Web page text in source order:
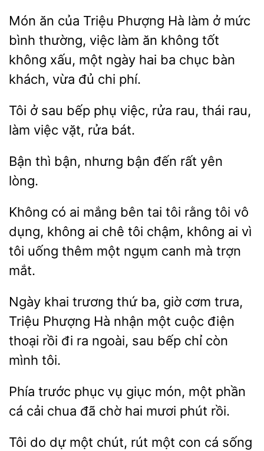
Món ăn của Triệu Phượng Hà làm ở mức
bình thường, việc làm ăn không tốt
xấu,
ngày hai ba chục bàn
khách, vừa đủ
phí.
Tôi ở
bếp phụ việc, rửa rau, thái rau,
làm việc
bát.
Bận thì
bận đến rất
lòng.
Không có ai mắng bên
tôi rằng tôi vô
dụng, không ai chê tôi chậm, không ai vì
tôi uống thêm
ngụm
mà trợn
mắt.
Ngày khai trương thứ ba,
cơm trưa,
Triệu Phượng Hà nhận một cuộc điện
thoại
ra ngoài, sau bếp chỉ còn
mình tôi.
trước phục
giục món, một
cá cải chua đã chờ hai mươi phút rồi.
Tôi do dự một chút, rút một con
sống